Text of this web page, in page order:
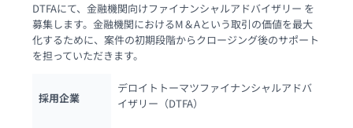
DTFAにて、金融機関向けファイナンシャルアドバイザリー を
募集します。金融機関におけるM＆Aという取引の価値を最大
化するために、案件の初期段階からクロージング後のサポート
を担っていただきます。
採用企業
デロイトトーマツファイナンシャルアドバ
イザリー（DTFA）